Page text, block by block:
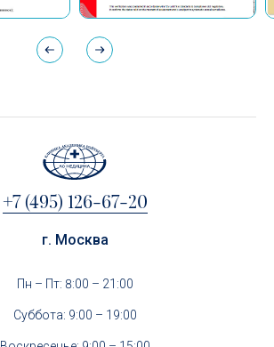
+7 (495) 126-67-20
г. Москва
Пн – Пт: 8:00 – 21:00
Суббота: 9:00 – 19:00